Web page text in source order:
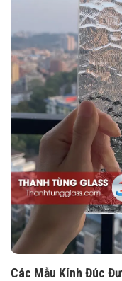
Các Mẫu Kính Đúc